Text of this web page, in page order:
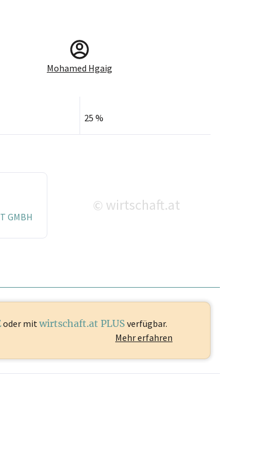
Mohamed Hgaig
25 %
GMBH
© wirtschaft.at
oder mitwirtschaft.at PLUS verfügbar.
Mehr erfahren